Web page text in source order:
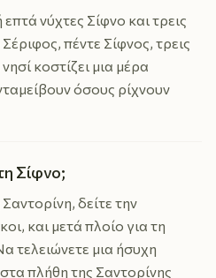
νύχτες Σίφνο και τρεις
πέντε Σίφνος, τρεις
κοστίζει μια μέρα
όσους ρίχνουν
Σίφνο;
δείτε την
και μετά πλοίο για τη
τελειώνετε μια ήσυχη
πλήθη της Σαντορίνης